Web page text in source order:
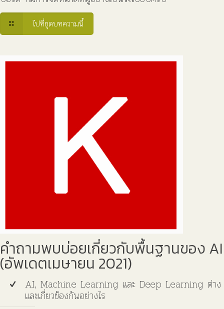
ไปที่ชุดบทความนี้
คำถามพบบ่อยเกี่ยวกับพื้นฐานของ AI
(อัพเดตเมษายน 2021)
AI, Machine Learning และ Deep Learning ต่าง
และเกี่ยวข้องกันอย่างไร